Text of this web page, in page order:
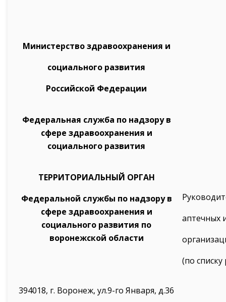
аптечных
(по списку
Министерство здравоохранения и
социального развития
Российской Федерации
Федеральная служба по надзору в
сфере здравоохранения и
социального развития
ТЕРРИТОРИАЛЬНЫЙ ОРГАН
Федеральной службы по надзору в
сфере здравоохранения и
социального развития по
воронежской области
394018, г. Воронеж, ул.9-го Января, д.36